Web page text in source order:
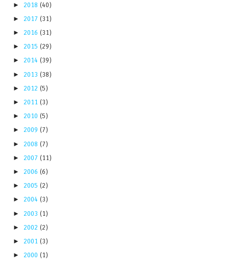
► 2018 (40)
► 2017 (31)
► 2016 (31)
► 2015 (29)
► 2014 (39)
► 2013 (38)
► 2012 (5)
► 2011 (3)
► 2010 (5)
► 2009 (7)
► 2008 (7)
► 2007 (11)
► 2006 (6)
► 2005 (2)
► 2004 (3)
► 2003 (1)
► 2002 (2)
► 2001 (3)
► 2000 (1)